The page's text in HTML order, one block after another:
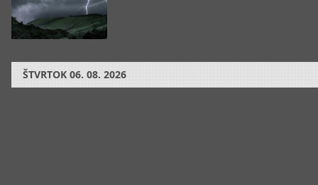
ŠTVRTOK 06. 08. 2026